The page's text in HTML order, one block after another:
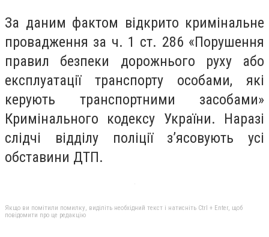
За даним фактом відкрито кримінальне
провадження за ч. 1 ст. 286 «Порушення
правил безпеки дорожнього руху або
експлуатації транспорту особами, які
керують транспортними засобами»
Кримінального кодексу України. Наразі
слідчі відділу поліції з’ясовують усі
обставини ДТП.
Якщо ви помітили помилку, виділіть необхідний текст і натисніть Ctrl + Enter, щоб
повідомити про це редакцію